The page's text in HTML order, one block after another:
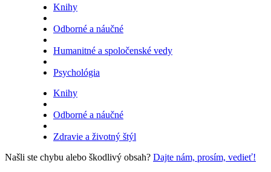
Knihy
Odborné a náučné
Humanitné a spoločenské vedy
Psychológia
Knihy
Odborné a náučné
Zdravie a životný štýl
Našli ste chybu alebo škodlivý obsah? Dajte nám, prosím, vedieť!